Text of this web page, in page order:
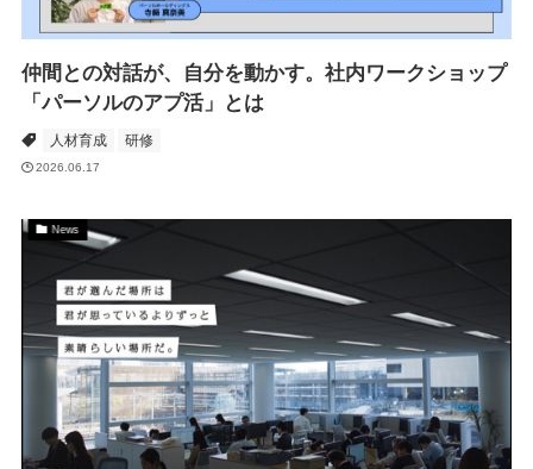
仲間との対話が、自分を動かす。社内ワークショップ
「パーソルのアプ活」とは
人材育成 研修
2026.06.17
News